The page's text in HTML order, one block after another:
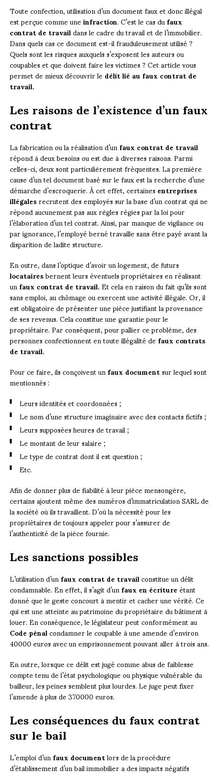
Toute confection, utilisation d’un document faux et donc illégal
est perçue comme uneinfraction. C’est le cas dufaux
contrat de travaildans le cadre du travail et de l’immobilier.
Dans quels cas ce document est-il frauduleusement utilisé ?
Quels sont les risques auxquels s’exposent les auteurs ou
coupables et que doivent faire les victimes ? Cet article vous
permet de mieux découvrir ledélit lié au faux contrat de
travail.
Les raisons de l’existence d’un faux
contrat
La fabrication ou la réalisation d’unfaux contrat de travail
répond à deux besoins ou est due à diverses raisons. Parmi
celles-ci, deux sont particulièrement fréquentes. La première
cause d’un tel document basé sur le faux est la recherche d’une
démarche d’escroquerie. À cet effet, certainesentreprises
illégalesrecrutent des employés sur la base d’un contrat qui ne
répond aucunement pas aux règles régies par la loi pour
l’élaboration d’un tel contrat. Ainsi, par manque de vigilance ou
par ignorance, l’employé berné travaille sans être payé avant la
disparition de ladite structure.
En outre, dans l’optique d’avoir un logement, de futurs
locatairesbernent leurs éventuels propriétaires en réalisant
unfaux contrat de travail.Et cela en raison du fait qu’ils sont
sans emploi, au chômage ou exercent une activité illégale. Or, il
est obligatoire de présenter une pièce justifiant la provenance
de ses revenus. Cela constitue une garantie pour le
propriétaire. Par conséquent, pour pallier ce problème, des
personnes confectionnent en toute illégalité defaux contrats
de travail.
Pour ce faire, ils conçoivent unfaux documentsur lequel sont
mentionnés :
Leurs identités et coordonnées ;
Le nom d’une structure imaginaire avec des contacts fictifs ;
Leurs supposées heures de travail ;
Le montant de leur salaire ;
Le type de contrat dont il est question ;
Etc.
Afin de donner plus de fiabilité à leur pièce mensongère,
certains ajoutent même des numéros d’immatriculation SARL de
la société où ils travaillent. D’où la nécessité pour les
propriétaires de toujours appeler pour s’assurer de
l’authenticité de la pièce fournie.
Les sanctions possibles
L’utilisation d’unfaux contrat de travailconstitue un délit
condamnable. En effet, il s’agit d’unfaux en écritureétant
donné que le geste concourt à mentir et cacher une vérité. Ce
qui est une atteinte au patrimoine du propriétaire du bâtiment à
louer. En conséquence, le législateur peut conformément au
Code pénalcondamner le coupable à une amende d’environ
40000 euros avec un emprisonnement pouvant aller à trois ans.
En outre, lorsque ce délit est jugé comme abus de faiblesse
compte tenu de l’état psychologique ou physique vulnérable du
bailleur, les peines semblent plus lourdes. Le juge peut fixer
l’amende à plus de 370000 euros.
Les conséquences du faux contrat
sur le bail
L’emploi d’unfaux documentlors de la procédure
d’établissement d’un bail immobilier a des impacts négatifs